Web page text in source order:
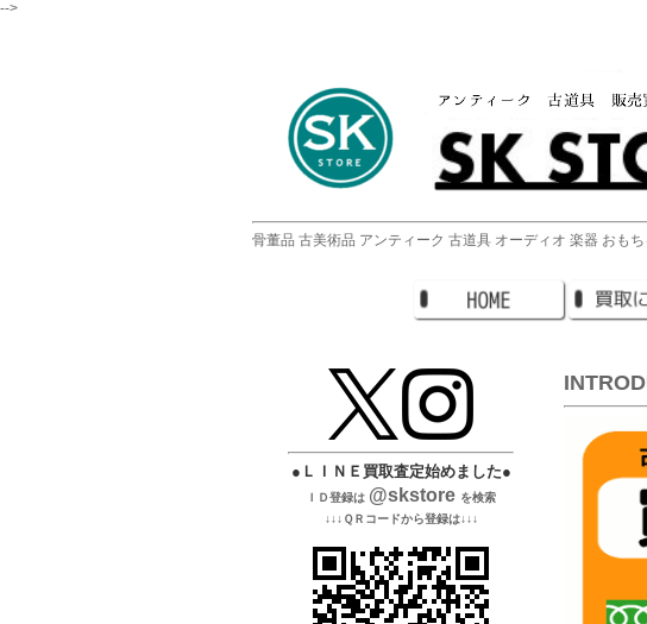
-->
骨董品 古美術品 アンティーク 古道具 オーディオ 楽器 おも
●ＬＩＮＥ買取査定始めました●
ＩＤ登録は @skstore を検索
↓↓↓ＱＲコードから登録は↓↓↓